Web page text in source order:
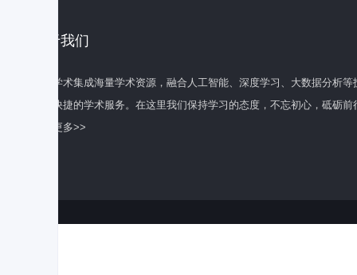
关于我们
百度学术集成海量学术资源，融合人工智能、深度学习、大数据分析
全面快捷的学术服务。在这里我们保持学习的态度，不忘初心，砥砺前
了解更多>>